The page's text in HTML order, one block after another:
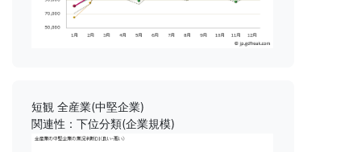
短観 全産業(中堅企業)
関連性：下位分類(企業規模)